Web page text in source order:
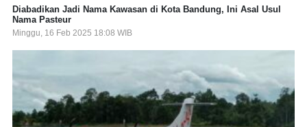
Diabadikan Jadi Nama Kawasan di Kota Bandung, Ini Asal Usul
Nama Pasteur
Minggu, 16 Feb 2025 18:08 WIB